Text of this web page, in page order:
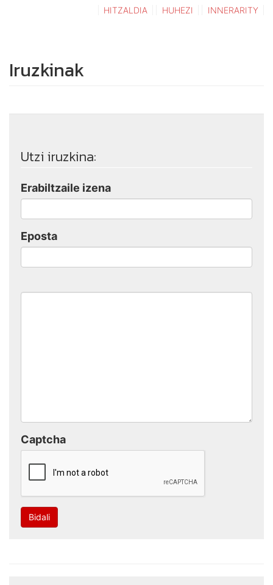
HITZALDIA HUHEZI INNERARITY
Iruzkinak
Utzi iruzkina:
Erabiltzaile izena
Eposta
Captcha
Bidali